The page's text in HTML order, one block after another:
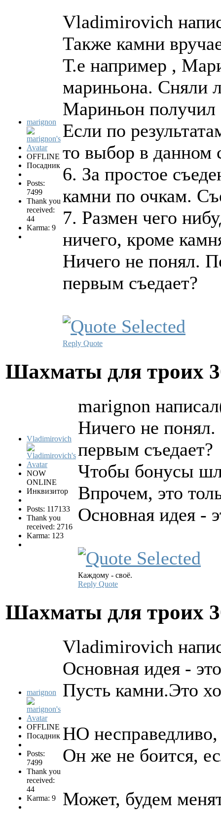
marignon
OFFLINE
Посадник
Posts:
7499
Thank you
received:
44
Karma: 9
Vladimirovich
Также камни
Т.е например ,
мариньона. Сняли
Мариньон получил
Если по
то выбор в данном
6. За простое
камни по очкам.
7. Размен чего
ничего, кроме
Ничего не понял.
первым съедает?
Reply Quote
Шахматы для троих
Vladimirovich
NOW
ONLINE
Инквизитор
Posts: 117133
Thank you
received: 2716
Karma: 123
marignon
Ничего не
первым съедает?
Чтобы бонусы
Впрочем, это
Основная идея -
Каждому - своё.
Reply Quote
Шахматы для троих
marignon
OFFLINE
Посадник
Posts:
7499
Thank you
received:
44
Karma: 9
Vladimirovich
Основная идея -
Пусть камни.Это
НО несправедливо,
Он же не боится,
Может, будем